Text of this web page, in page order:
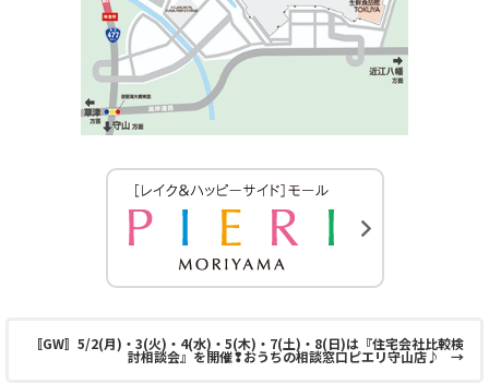
〚GW〛5/2(月)・3(火)・4(水)・5(木)・7(土)・8(日)は『住宅会社比較検
討相談会』を開催❢おうちの相談窓口ピエリ守山店♪ →